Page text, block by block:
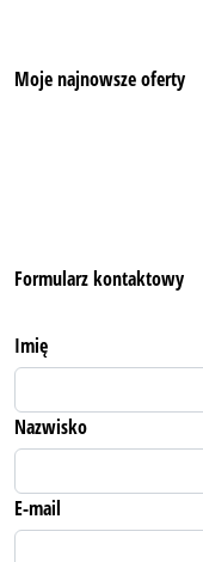
Moje najnowsze oferty
Formularz kontaktowy
Imię
Nazwisko
E-mail